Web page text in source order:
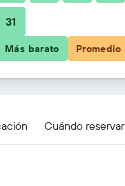
Juso
Cuándo reservar
31
Más barato Promedio